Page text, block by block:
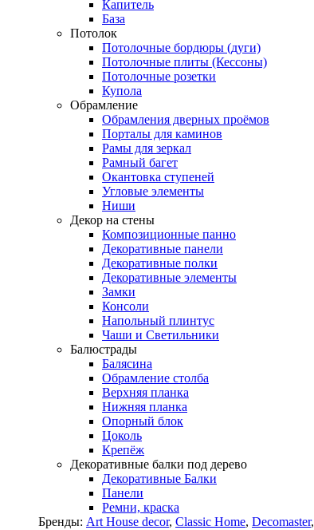
Капитель
База
Потолок
Потолочные бордюры (дуги)
Потолочные плиты (Кессоны)
Потолочные розетки
Купола
Обрамление
Обрамления дверных проёмов
Порталы для каминов
Рамы для зеркал
Рамный багет
Окантовка ступеней
Угловые элементы
Ниши
Декор на стены
Композиционные панно
Декоративные панели
Декоративные полки
Декоративные элементы
Замки
Консоли
Напольный плинтус
Чаши и Светильники
Балюстрады
Балясина
Обрамление столба
Верхняя планка
Нижняя планка
Опорный блок
Цоколь
Крепёж
Декоративные балки под дерево
Декоративные Балки
Панели
Ремни, краска
Бренды: Art House decor, Classic Home, Decomaster,